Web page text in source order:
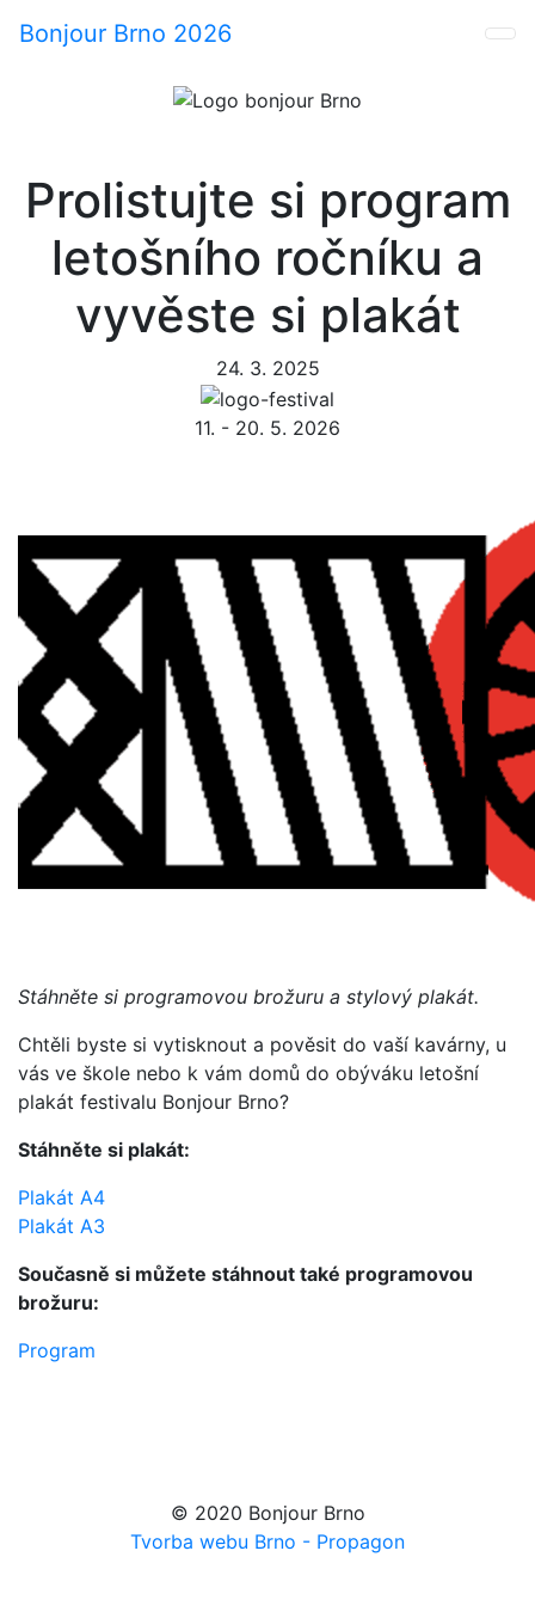
Bonjour Brno 2026
Prolistujte si program
letošního ročníku a
vyvěste si plakát
24. 3. 2025
11. - 20. 5. 2026
Stáhněte si programovou brožuru a stylový plakát.
Chtěli byste si vytisknout a pověsit do vaší kavárny, u
vás ve škole nebo k vám domů do obýváku letošní
plakát festivalu Bonjour Brno?
Stáhněte si plakát:
Plakát A4
Plakát A3
Současně si můžete stáhnout také programovou
brožuru:
Program
© 2020 Bonjour Brno
Tvorba webu Brno - Propagon